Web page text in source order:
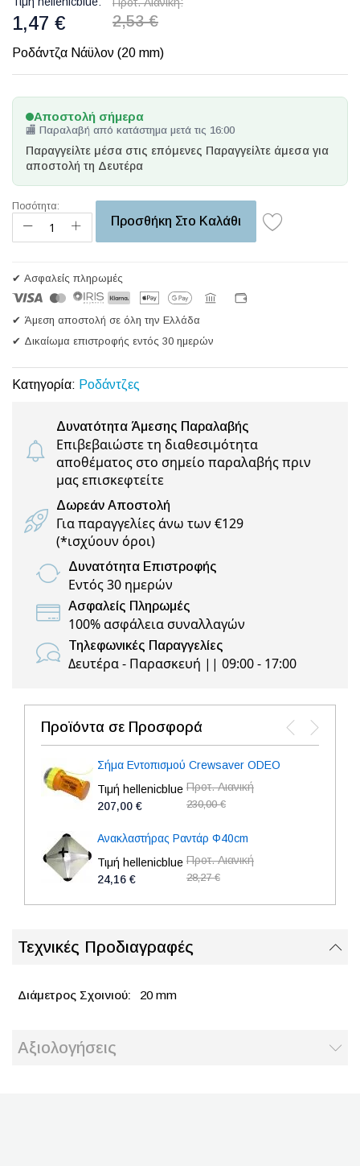
1,47 € 2,53 €
Ροδάντζα Νάϋλον (20 mm)
Αποστολή σήμερα
🏬 Παραλαβή από κατάστημα μετά τις 16:00
Παραγγείλτε μέσα στις επόμενες Παραγγείλτε άμεσα για
αποστολή τη Δευτέρα
Ποσότητα:
Προσθήκη Στο Καλάθι
✔ Ασφαλείς πληρωμές
✔ Άμεση αποστολή σε όλη την Ελλάδα
✔ Δικαίωμα επιστροφής εντός 30 ημερών
Κατηγορία: Ροδάντζες
Δυνατότητα Άμεσης Παραλαβής
Επιβεβαιώστε τη διαθεσιμότητα
αποθέματος στο σημείο παραλαβής πριν
μας επισκεφτείτε
Δωρεάν Αποστολή
Για παραγγελίες άνω των €129
(*ισχύουν όροι)
Δυνατότητα Επιστροφής
Εντός 30 ημερών
Ασφαλείς Πληρωμές
100% ασφάλεια συναλλαγών
Τηλεφωνικές Παραγγελίες
Δευτέρα - Παρασκευή || 09:00 - 17:00
Προϊόντα σε Προσφορά
Σήμα Εντοπισμού Crewsaver ODEO
Τιμή hellenicblue
207,00 €
Προτ. Λιανική
230,00 €
Ανακλαστήρας Ραντάρ Φ40cm
Τιμή hellenicblue
24,16 €
Προτ. Λιανική
28,27 €
Τεχνικές Προδιαγραφές
20 mm
Αξιολογήσεις